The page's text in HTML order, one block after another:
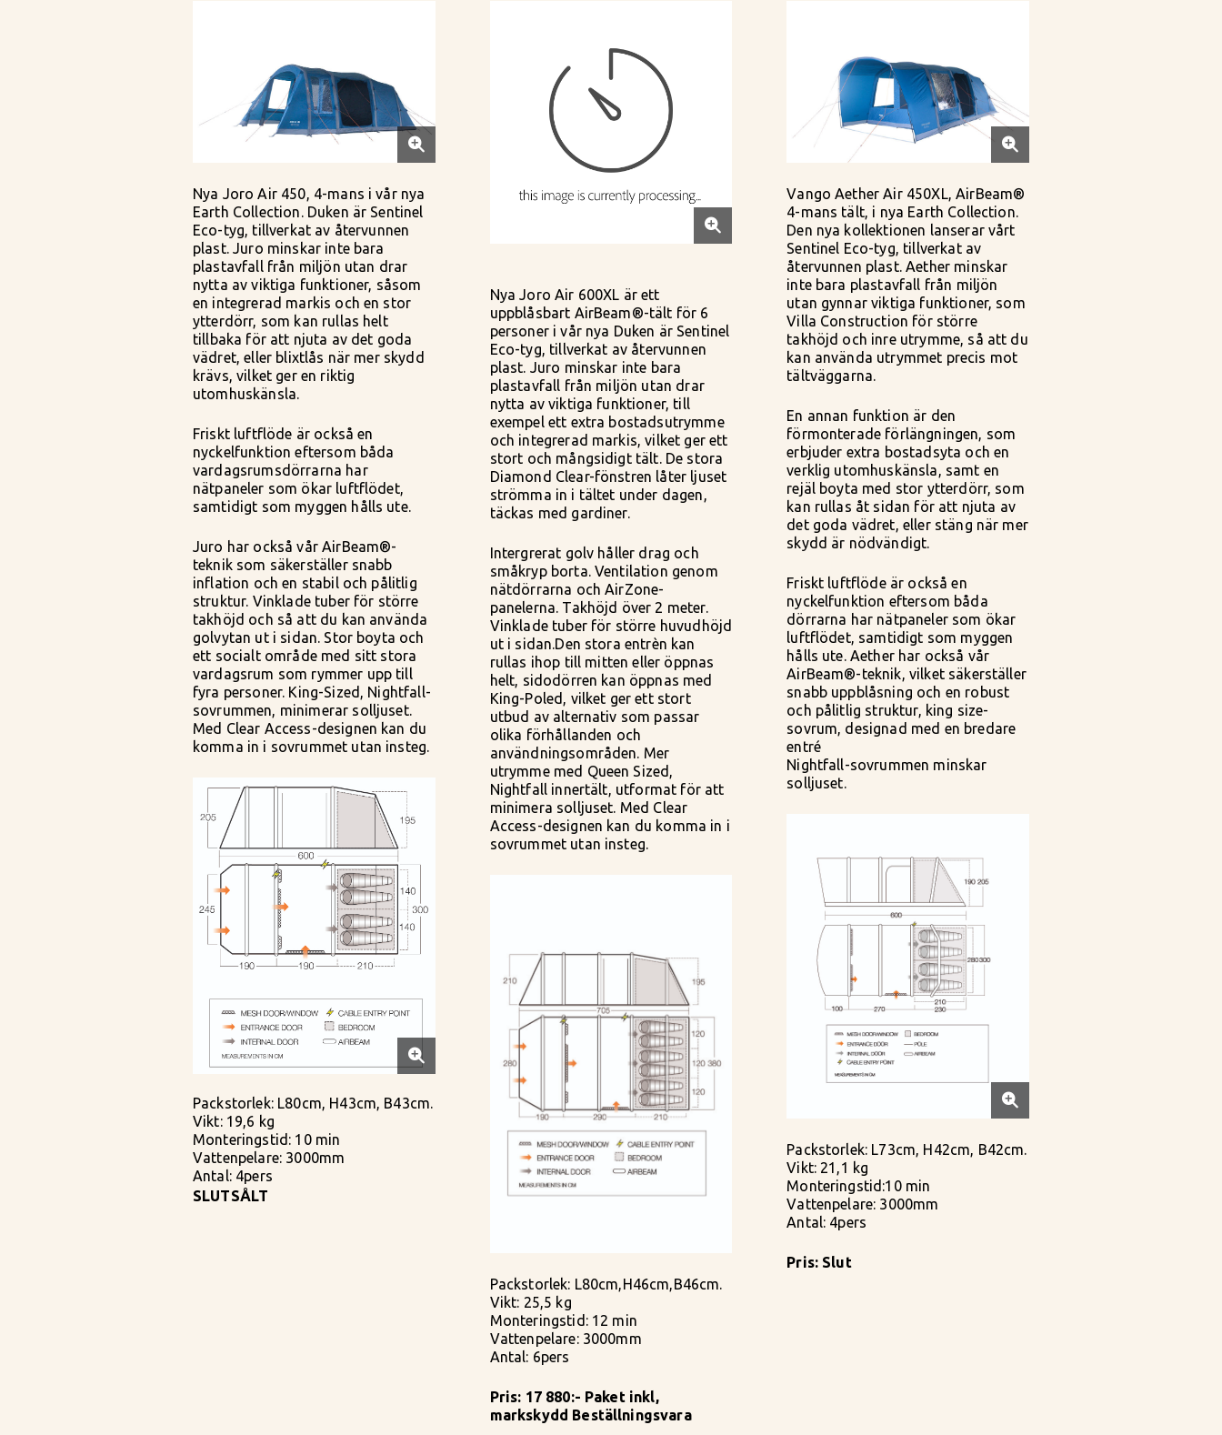
Nya Joro Air 450, 4-mans i vår nya
Earth Collection. Duken är Sentinel
Eco-tyg, tillverkat av återvunnen
plast. Juro minskar inte bara
plastavfall från miljön utan drar
nytta av viktiga funktioner, såsom
en integrerad markis och en stor
ytterdörr, som kan rullas helt
tillbaka för att njuta av det goda
vädret, eller blixtlås när mer skydd
krävs, vilket ger en riktig
utomhuskänsla.
Friskt luftflöde är också en
nyckelfunktion eftersom båda
vardagsrumsdörrarna har
nätpaneler som ökar luftflödet,
samtidigt som myggen hålls ute.
Juro har också vår AirBeam®-
teknik som säkerställer snabb
inflation och en stabil och pålitlig
struktur. Vinklade tuber för större
takhöjd och så att du kan använda
golvytan ut i sidan. Stor boyta och
ett socialt område med sitt stora
vardagsrum som rymmer upp till
fyra personer. King-Sized, Nightfall-
sovrummen, minimerar solljuset.
Med Clear Access-designen kan du
komma in i sovrummet utan insteg.
Packstorlek: L80cm, H43cm, B43cm.
Vikt: 19,6 kg
Monteringstid: 10 min
Vattenpelare: 3000mm
Antal: 4pers
SLUTSÅLT
Nya Joro Air 600XL är ett
uppblåsbart AirBeam®-tält för 6
personer i vår nya Duken är Sentinel
Eco-tyg, tillverkat av återvunnen
plast. Juro minskar inte bara
plastavfall från miljön utan drar
nytta av viktiga funktioner, till
exempel ett extra bostadsutrymme
och integrerad markis, vilket ger ett
stort och mångsidigt tält. De stora
Diamond Clear-fönstren låter ljuset
strömma in i tältet under dagen,
täckas med gardiner.
Intergrerat golv håller drag och
småkryp borta. Ventilation genom
nätdörrarna och AirZone-
panelerna. Takhöjd över 2 meter.
Vinklade tuber för större huvudhöjd
ut i sidan.Den stora entrèn kan
rullas ihop till mitten eller öppnas
helt, sidodörren kan öppnas med
King-Poled, vilket ger ett stort
utbud av alternativ som passar
olika förhållanden och
användningsområden. Mer
utrymme med Queen Sized,
Nightfall innertält, utformat för att
minimera solljuset. Med Clear
Access-designen kan du komma in i
sovrummet utan insteg.
Packstorlek: L80cm,H46cm,B46cm.
Vikt: 25,5 kg
Monteringstid: 12 min
Vattenpelare: 3000mm
Antal: 6pers
Pris: 17 880:- Paket inkl,
markskydd Beställningsvara
Vango Aether Air 450XL, AirBeam®
4-mans tält, i nya Earth Collection.
Den nya kollektionen lanserar vårt
Sentinel Eco-tyg, tillverkat av
återvunnen plast. Aether minskar
inte bara plastavfall från miljön
utan gynnar viktiga funktioner, som
Villa Construction för större
takhöjd och inre utrymme, så att du
kan använda utrymmet precis mot
tältväggarna.
En annan funktion är den
förmonterade förlängningen, som
erbjuder extra bostadsyta och en
verklig utomhuskänsla, samt en
rejäl boyta med stor ytterdörr, som
kan rullas åt sidan för att njuta av
det goda vädret, eller stäng när mer
skydd är nödvändigt.
Friskt luftflöde är också en
nyckelfunktion eftersom båda
dörrarna har nätpaneler som ökar
luftflödet, samtidigt som myggen
hålls ute. Aether har också vår
AirBeam®-teknik, vilket säkerställer
snabb uppblåsning och en robust
och pålitlig struktur, king size-
sovrum, designad med en bredare
entré
Nightfall-sovrummen minskar
solljuset.
Packstorlek: L73cm, H42cm, B42cm.
Vikt: 21,1 kg
Monteringstid:10 min
Vattenpelare: 3000mm
Antal: 4pers
Pris: Slut